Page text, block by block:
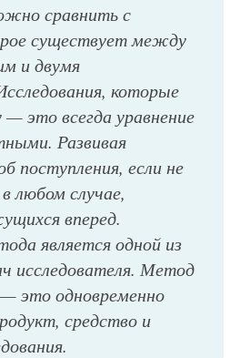
сравнить с
существует между
и двумя
которые
это всегда уравнение
Развивая
поступления, если не
любом случае,
вперед.
является одной из
исследователя. Метод
это одновременно
средство и